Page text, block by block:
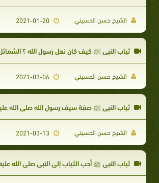
الشيخ حسن الحسيني 2021-01-20
ثياب النبي ﷺ كيف كان نعل رسول الله ؟
الشيخ حسن الحسيني 2021-03-06
ثياب النبي ﷺ صفة سيف رسول الله صلى الله عليه
الشيخ حسن الحسيني 2021-03-13
ثياب النبي ﷺ أحب الثياب إلى النبي صلى الله عليه